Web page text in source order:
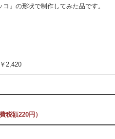
』の形状で制作してみた品です。
2,420
税額220円）